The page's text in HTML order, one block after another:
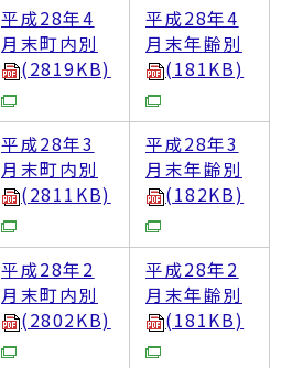
平成28年4
月末町内別
(2819KB)
平成28年4
月末年齢別
(181KB)
平成28年3
月末町内別
(2811KB)
平成28年3
月末年齢別
(182KB)
平成28年2
月末町内別
(2802KB)
平成28年2
月末年齢別
(181KB)